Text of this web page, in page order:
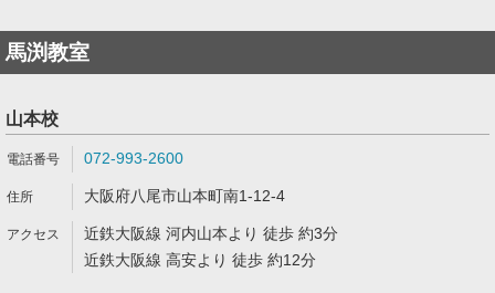
馬渕教室
山本校
072-993-2600
大阪府八尾市山本町南1-12-4
近鉄大阪線 河内山本より 徒歩 約3分
近鉄大阪線 高安より 徒歩 約12分